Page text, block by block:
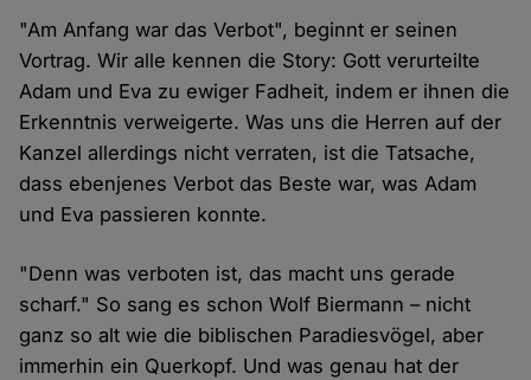
"Am Anfang war das Verbot", beginnt er seinen
Vortrag. Wir alle kennen die Story: Gott verurteilte
Adam und Eva zu ewiger Fadheit, indem er ihnen die
Erkenntnis verweigerte. Was uns die Herren auf der
Kanzel allerdings nicht verraten, ist die Tatsache,
dass ebenjenes Verbot das Beste war, was Adam
und Eva passieren konnte.
"Denn was verboten ist, das macht uns gerade
scharf." So sang es schon Wolf Biermann – nicht
ganz so alt wie die biblischen Paradiesvögel, aber
immerhin ein Querkopf. Und was genau hat der